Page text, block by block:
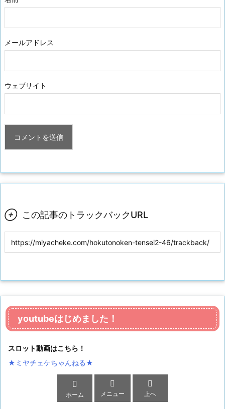
メールアドレス
ウェブサイト
 この記事のトラックバックURL
youtubeはじめました！
スロット動画はこちら！
★ミヤチェケちゃんねる★

ホーム

メニュー

上へ